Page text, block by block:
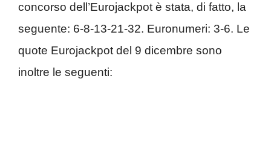
concorso dell’Eurojackpot è stata, di fatto, la
seguente: 6-8-13-21-32. Euronumeri: 3-6. Le
quote Eurojackpot del 9 dicembre sono
inoltre le seguenti: